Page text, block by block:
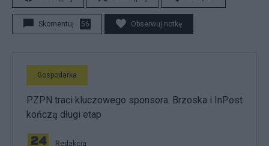
Skomentuj 56 Obserwuj notkę
Gospodarka
PZPN traci kluczowego sponsora. Brzoska i InPost
kończą długi etap
Redakcja